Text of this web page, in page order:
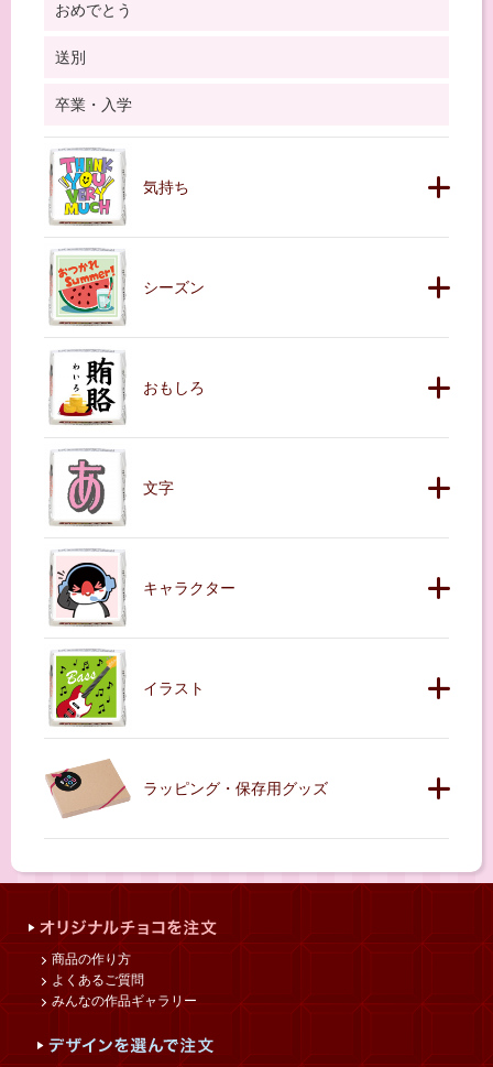
おめでとう
送別
卒業・入学
気持ち
シーズン
おもしろ
文字
キャラクター
イラスト
ラッピング・保存用グッズ
商品の作り方
よくあるご質問
みんなの作品ギャラリー